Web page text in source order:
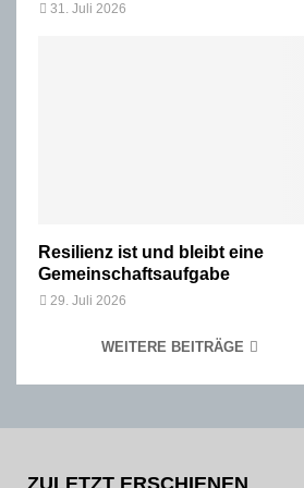
31. Juli 2026
Resilienz ist und bleibt eine
Gemeinschaftsaufgabe
29. Juli 2026
WEITERE BEITRÄGE
ZULETZT ERSCHIENEN